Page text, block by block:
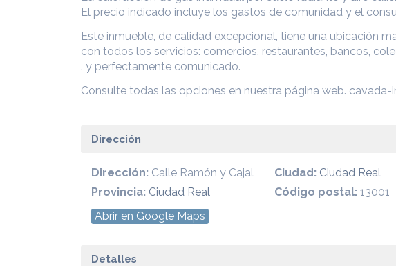
El precio indicado incluye los gastos de comunidad y el
Este inmueble, de calidad excepcional, tiene una ubicación
con todos los servicios: comercios, restaurantes, bancos,
. y perfectamente comunicado.
Consulte todas las opciones en nuestra página web. cavada-
Dirección
Dirección: Calle Ramón y Cajal Ciudad: Ciudad Real
Provincia: Ciudad Real Código postal: 13001
Abrir en Google Maps
Detalles